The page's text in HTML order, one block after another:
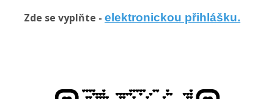
Zde se vyplňte - elektronickou přihlášku.